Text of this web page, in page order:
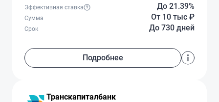
До 21.39%
Эффективная ставка
От 10 тыс ₽
Сумма
До 730 дней
Срок
Подробнее
Транскапиталбанк